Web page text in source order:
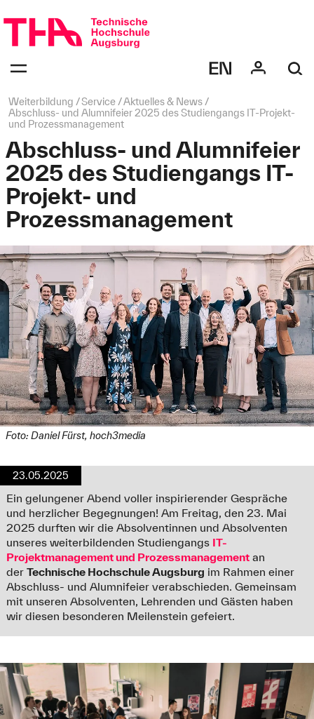
überspringen
bestätigen
des
Menüs
Seitenpfad:
Weiterbildung Service
Aktuelles & News
Abschluss- und Alumnifeier 2025 des Studiengangs IT-Projekt-
und Prozessmanagement
Abschluss- und Alumnifeier
2025 des Studiengangs IT-
Projekt- und
Prozessmanagement
Foto: Daniel Fürst, hoch3media
23.05.2025
Ein gelungener Abend voller inspirierender Gespräche
und herzlicher Begegnungen! Am Freitag, den 23. Mai
2025 durften wir die Absolventinnen und Absolventen
unseres weiterbildenden Studiengangs IT-
Projektmanagement und Prozessmanagementan
der Technische Hochschule Augsburg im Rahmen einer
Abschluss- und Alumnifeier verabschieden. Gemeinsam
mit unseren Absolventen, Lehrenden und Gästen haben
wir diesen besonderen Meilenstein gefeiert.